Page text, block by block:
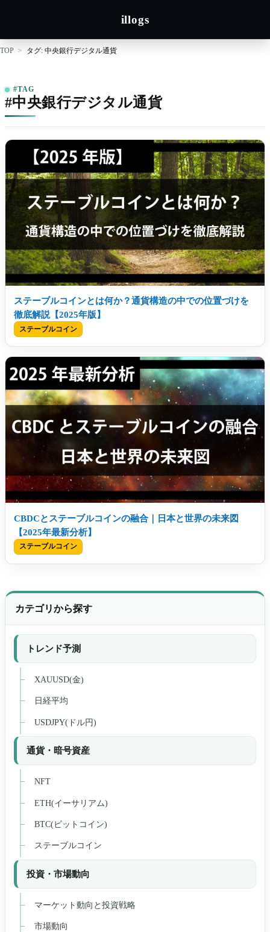
illogs
TOP タグ: 中央銀行デジタル通貨
#TAG
#中央銀行デジタル通貨
ステーブルコインとは何か？通貨構造の中での位置づけを
徹底解説【2025年版】
ステーブルコイン
CBDCとステーブルコインの融合｜日本と世界の未来図
【2025年最新分析】
ステーブルコイン
カテゴリから探す
トレンド予測
XAUUSD(金)
日経平均
USDJPY(ドル円)
通貨・暗号資産
NFT
ETH(イーサリアム)
BTC(ビットコイン)
ステーブルコイン
投資・市場動向
マーケット動向と投資戦略
市場動向